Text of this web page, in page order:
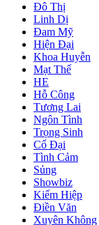
Đô Thị
Linh Dị
Đam Mỹ
Hiện Đại
Khoa Huyễn
Mạt Thế
HE
Hỗ Công
Tương Lai
Ngôn Tình
Trọng Sinh
Cổ Đại
Tình Cảm
Sủng
Showbiz
Kiếm Hiệp
Điền Văn
Xuyên Không